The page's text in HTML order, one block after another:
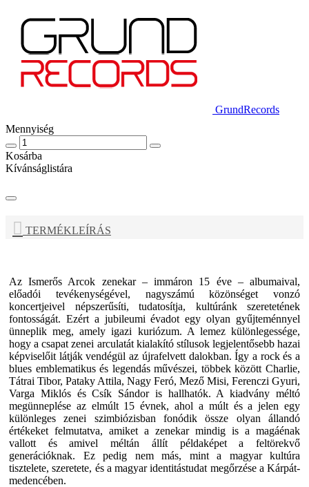
GrundRecords
Mennyiség
Kosárba
Kívánságlistára
TERMÉKLEÍRÁS
AzIsmerős Arcok zenekar – immáron 15 éve – albumaival,
előadói tevékenységével, nagyszámú közönséget vonzó
koncertjeivel népszerűsíti, tudatosítja, kultúránk szeretetének
fontosságát. Ezért a jubileumi évadot egy olyan gyűjteménnyel
ünneplik meg, amely igazi kuriózum. A lemez különlegessége,
hogy a csapat zenei arculatát kialakító stílusok legjelentősebb hazai
képviselőit látják vendégül az újrafelvett dalokban. Így a rock és a
blues emblematikus és legendás művészei, többek között Charlie,
Tátrai Tibor, Pataky Attila, Nagy Feró, Mező Misi, Ferenczi Gyuri,
Varga Miklós és Csík Sándor is hallhatók. A kiadvány méltó
megünneplése az elmúlt 15 évnek, ahol a múlt és a jelen egy
különleges zenei szimbiózisban fonódik össze olyan állandó
értékeket felmutatva, amiket a zenekar mindig is a magáénak
vallott és amivel méltán állít példaképet a feltörekvő
generációknak. Ez pedig nem más, mint a magyar kultúra
tisztelete, szeretete, és a magyar identitástudat megőrzése a Kárpát-
medencében.